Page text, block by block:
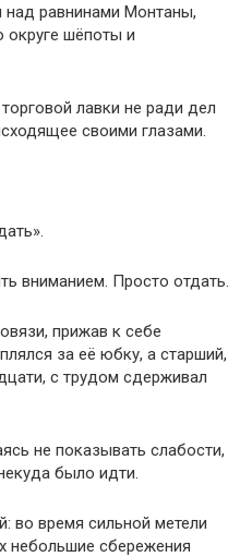
над равнинами Монтаны,
округе шёпоты и
лавки не ради дел
своими глазами.
вниманием. Просто отдать.
прижав к себе
за её юбку, а старший,
с трудом сдерживал
не показывать слабости,
было идти.
во время сильной метели
небольшие сбережения